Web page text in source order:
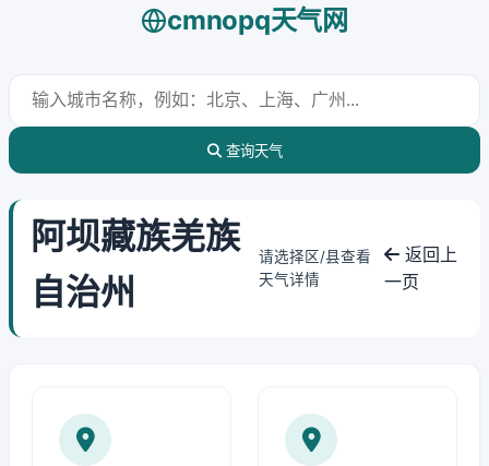
cmnopq天气网
查询天气
阿坝藏族羌族
自治州
请选择区/县查看
天气详情
返回上
一页